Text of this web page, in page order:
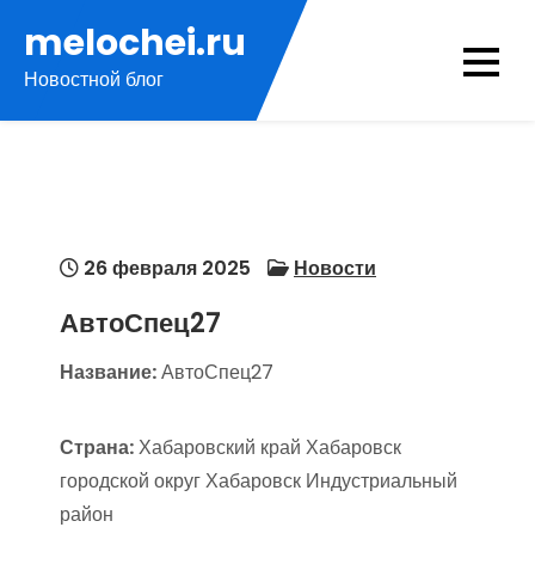
содержимому
melochei.ru
Новостной блог
26 февраля 2025 Новости
АвтоСпец27
Название:АвтоСпец27
Страна:Хабаровский край Хабаровск
городской округ Хабаровск Индустриальный
район